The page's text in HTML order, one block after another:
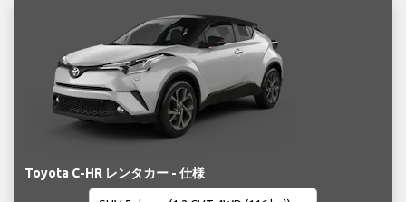
Toyota C-HR レンタカー - 仕様